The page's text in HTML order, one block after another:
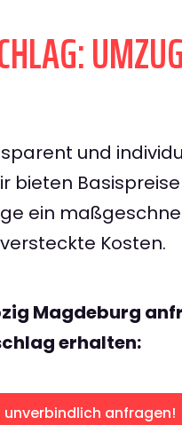
und
bieten
ein
Kosten.
Magdeburg
erhalten:
unverbindlich anfragen!